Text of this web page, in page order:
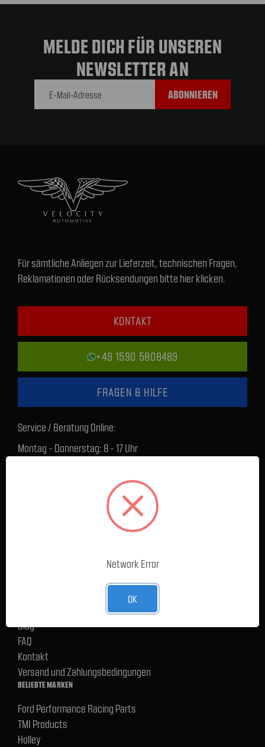
MELDE DICH FÜR UNSEREN
NEWSLETTER AN
Für sämtliche Anliegen zur Lieferzeit, technischen Fragen,
Reklamationen oder Rücksendungen bitte hier klicken.
KONTAKT
+49 1590 5808489
FRAGEN & HILFE
Service / Beratung Online:
Montag - Donnerstag: 8 - 17 Uhr
Lager Lauenstein (Warenabholungen):
Montag - Donnerstag: 7.30 - 15 Uhr
Blog
FAQ
Kontakt
Versand und Zahlungsbedingungen
BELIEBTE MARKEN
Ford Performance Racing Parts
TMI Products
Holley
Network Error
OK